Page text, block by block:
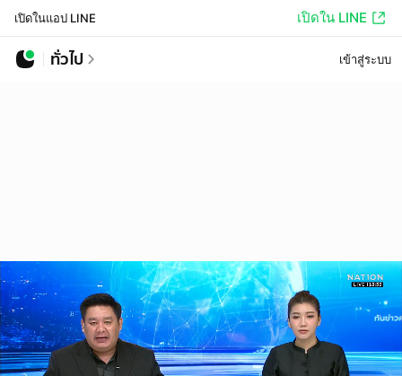
เปิดในแอป LINE เปิดใน LINE
ทั่วไป เข้าสู่ระบบ